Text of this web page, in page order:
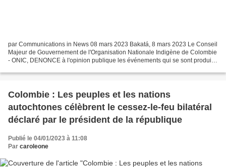
par Communications in News 08 mars 2023 Bakatá, 8 mars 2023 Le Conseil
Majeur de Gouvernement de l'Organisation Nationale Indigène de Colombie
- ONIC, DENONCE à l'opinion publique les événements qui se sont produits
Colombie : Les peuples et les nations
autochtones célèbrent le cessez-le-feu bilatéral
déclaré par le président de la république
Publié le 04/01/2023 à 11:08
Par caroleone